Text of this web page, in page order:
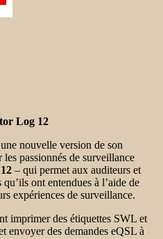
Log 12
nouvelle version de son
passionnés de surveillance
– qui permet aux auditeurs et
ont entendues à l’aide de
expériences de surveillance.
imprimer des étiquettes SWL et
envoyer des demandes eQSL à